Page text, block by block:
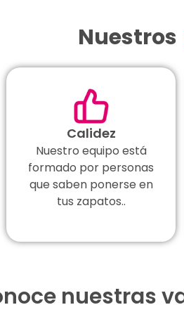
Nuestros
Calidez
Nuestro equipo está
formado por personas
que saben ponerse en
tus zapatos..
nuestras